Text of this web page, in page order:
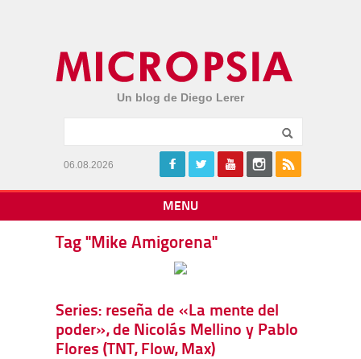
Un blog de Diego Lerer
06.08.2026
MENU
Tag "Mike Amigorena"
Series: reseña de «La mente del
poder», de Nicolás Mellino y Pablo
Flores (TNT, Flow, Max)